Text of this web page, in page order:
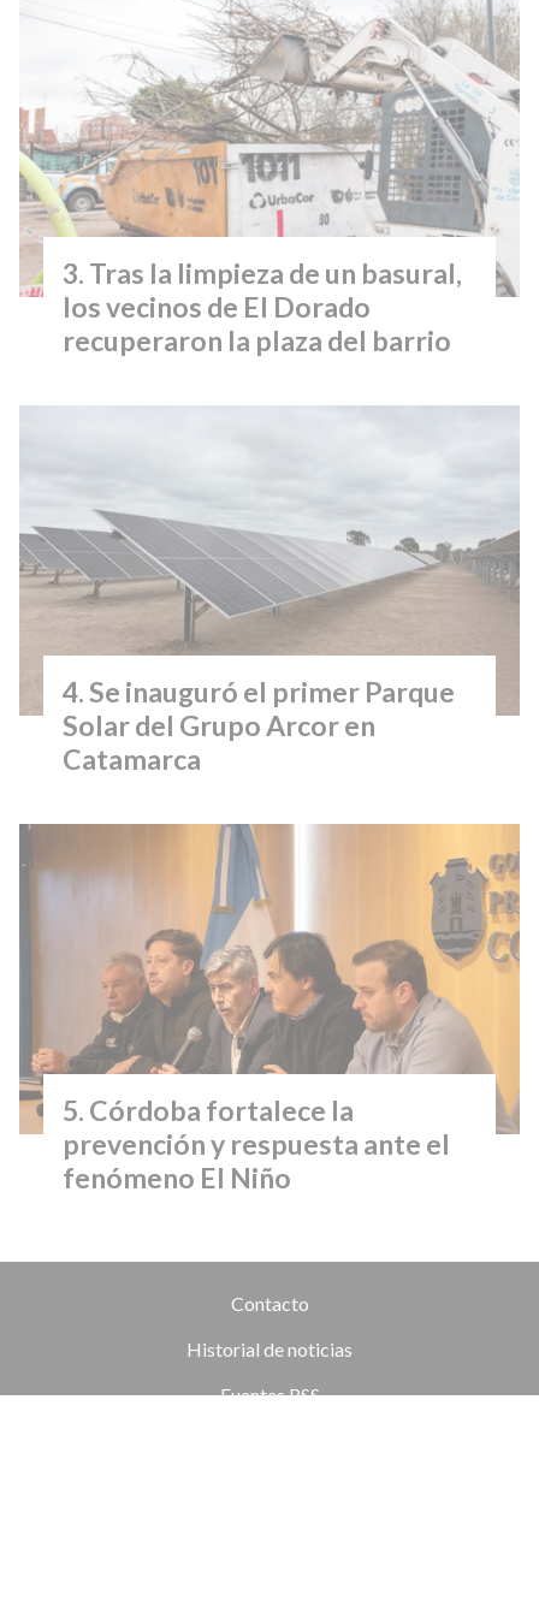
Tras la limpieza de un basural,
los vecinos de El Dorado
recuperaron la plaza del barrio
Se inauguró el primer Parque
Solar del Grupo Arcor en
Catamarca
Córdoba fortalece la
prevención y respuesta ante el
fenómeno El Niño
Contacto
Historial de noticias
Fuentes RSS